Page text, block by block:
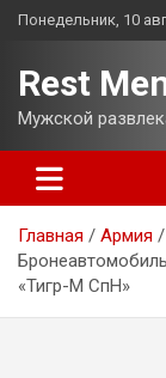
Перейти
Понедельник, 10
Rest
Мужской
Главная
Армия
«Тигр-М СпН»